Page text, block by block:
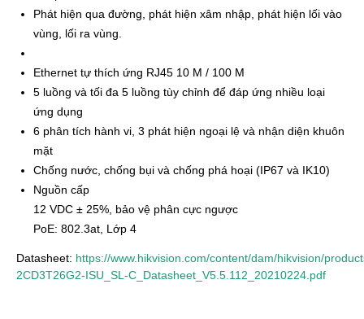
Phát hiện qua đường, phát hiện xâm nhập, phát hiện lối vào
vùng, lối ra vùng.
Ethernet tự thích ứng RJ45 10 M / 100 M
5 luồng và tối đa 5 luồng tùy chỉnh để đáp ứng nhiều loại
ứng dụng
6 phân tích hành vi, 3 phát hiện ngoại lệ và nhận diện khuôn
mặt
Chống nước, chống bụi và chống phá hoại (IP67 và IK10)
Nguồn cấp
12 VDC ± 25%, bảo vệ phân cực ngược
PoE: 802.3at, Lớp 4
Datasheet: https://www.hikvision.com/content/dam/hikvision/
2CD3T26G2-ISU_SL-C_Datasheet_V5.5.112_20210224.pdf